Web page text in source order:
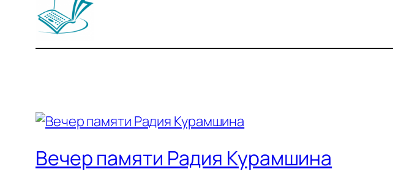
Вечер памяти Радия Курамшина